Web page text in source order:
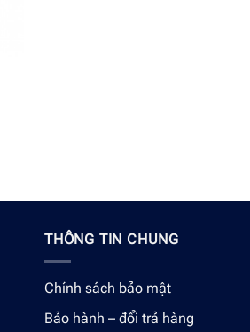
THÔNG TIN CHUNG
Chính sách bảo mật
Bảo hành – đổi trả hàng